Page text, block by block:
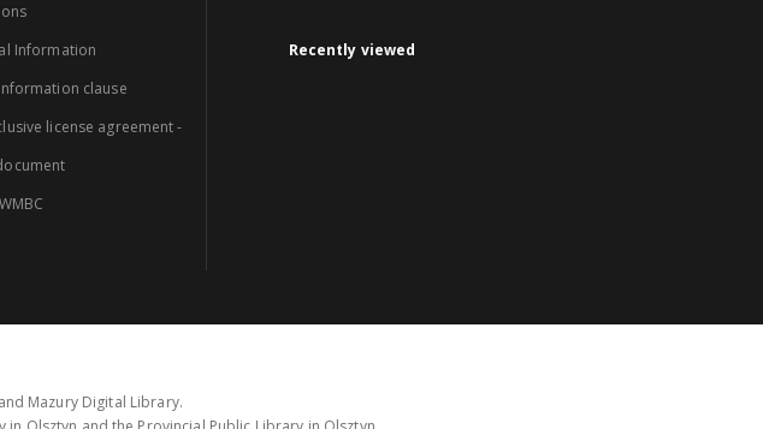
Information
clause
license agreement -
Recently viewed
Mazury Digital Library.